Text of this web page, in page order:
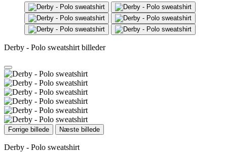
Derby - Polo sweatshirt billeder
Forrige billede Næste billede
Derby - Polo sweatshirt